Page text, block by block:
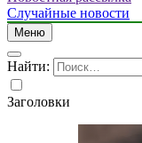
Случайные новости
Меню
Найти:
Заголовки